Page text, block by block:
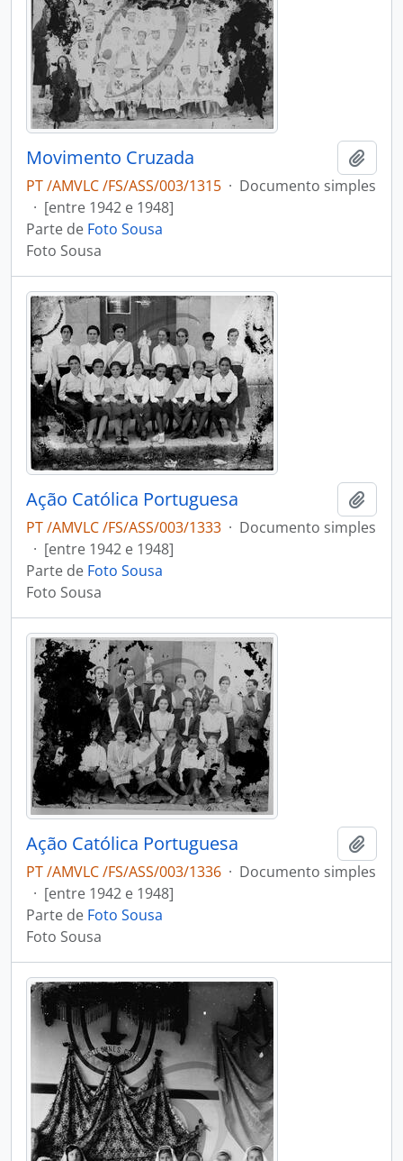
Movimento Cruzada
PT /AMVLC /FS/ASS/003/1315 · Documento simples
· [entre 1942 e 1948]
Parte de Foto Sousa
Foto Sousa
Ação Católica Portuguesa
PT /AMVLC /FS/ASS/003/1333 · Documento simples
· [entre 1942 e 1948]
Parte de Foto Sousa
Foto Sousa
Ação Católica Portuguesa
PT /AMVLC /FS/ASS/003/1336 · Documento simples
· [entre 1942 e 1948]
Parte de Foto Sousa
Foto Sousa